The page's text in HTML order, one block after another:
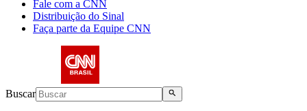
Fale com a CNN
Distribuição do Sinal
Faça parte da Equipe CNN
Buscar